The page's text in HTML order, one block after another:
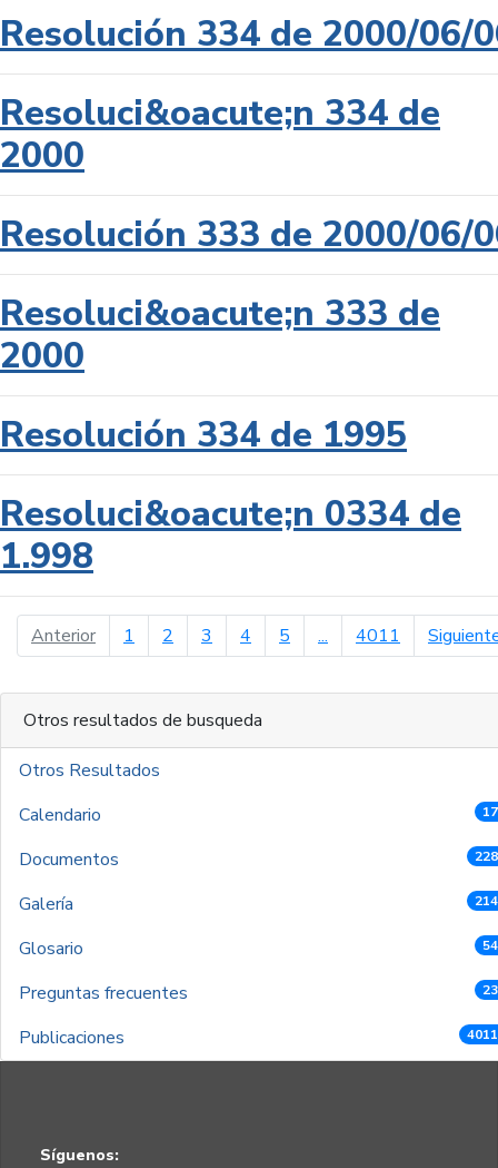
Resolución 334 de 2000/06/
Resoluci&oacute;n 334 de
2000
Resolución 333 de 2000/06/
Resoluci&oacute;n 333 de
2000
Resolución 334 de 1995
Resoluci&oacute;n 0334 de
1.998
Anteriorpágina anterior
1 2 3 4 5 ... 4011
Otros resultados de busqueda
Otros Resultados
Calendario
Documentos
Galería
Glosario
Preguntas frecuentes
Publicaciones
Síguenos: